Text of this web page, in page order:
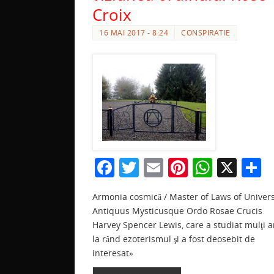
Croix
16 MAI 2017 - 8:24 CONSPIRATIE
F
a
c
e
b
o
T
w
itt
er
E
m
ai
l
Pi
nt
er
e
st
W
h
at
s
A
X
ta
Armonia cosmică / Master of Laws of Univers
Antiquus Mysticusque Ordo Rosae Crucis
Harvey Spencer Lewis, care a studiat mulţi
la rând ezoterismul şi a fost deosebit de
interesat»